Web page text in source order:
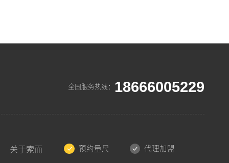
全国服务热线： 18666005229
关于索而 预约量尺 代理加盟